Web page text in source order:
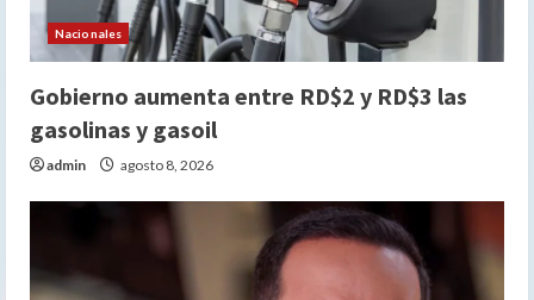
Nacionales
Gobierno aumenta entre RD$2 y RD$3 las
gasolinas y gasoil
admin agosto 8, 2026